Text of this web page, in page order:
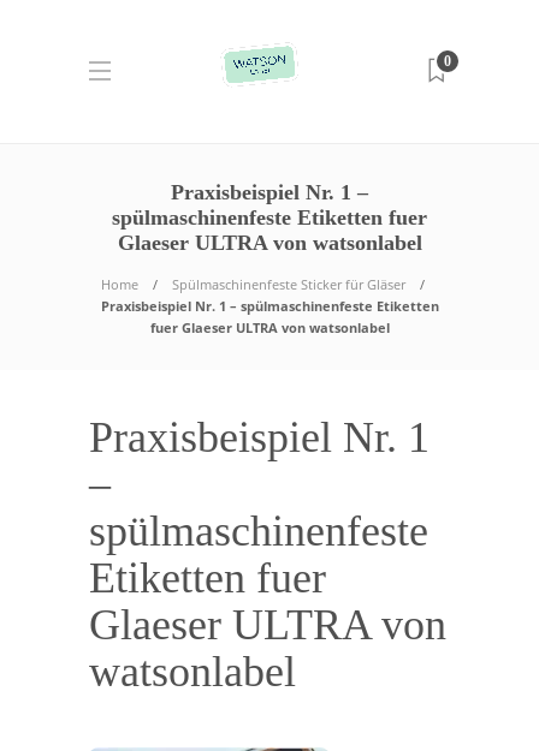
0
Praxisbeispiel Nr. 1 –
spülmaschinenfeste Etiketten fuer
Glaeser ULTRA von watsonlabel
Home
Spülmaschinenfeste Sticker für Gläser
Praxisbeispiel Nr. 1 – spülmaschinenfeste Etiketten
fuer Glaeser ULTRA von watsonlabel
Praxisbeispiel Nr. 1
–
spülmaschinenfeste
Etiketten fuer
Glaeser ULTRA von
watsonlabel